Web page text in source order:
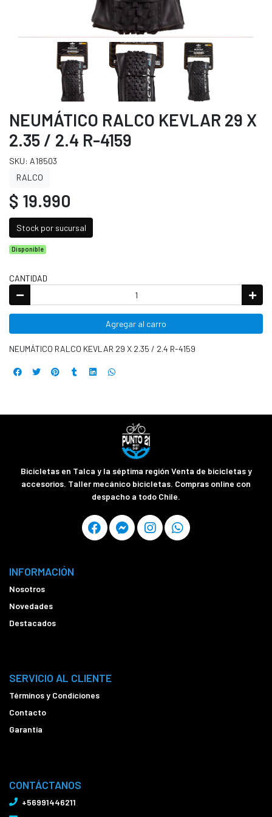
NEUMÁTICO RALCO KEVLAR 29 X
2.35 / 2.4 R-4159
SKU: A18503
RALCO
$ 19.990
Stock por sucursal
Disponible
CANTIDAD
Agregar al carro
NEUMÁTICO RALCO KEVLAR 29 X 2.35 / 2.4 R-4159
Bicicletas en Talca y la séptima región Venta de bicicletas y
accesorios. Taller mecánico bicicletas. Compras online con
despacho a todo Chile.
INFORMACIÓN
Nosotros
Novedades
Destacados
SERVICIO AL CLIENTE
Términos y Condiciones
Contacto
Garantía
CONTÁCTANOS
+56991446211